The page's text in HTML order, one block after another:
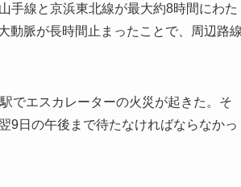
手線と京浜東北線が最大約8時間にわた
動脈が長時間止まったことで、周辺路
でエスカレーターの火災が起きた。そ
9日の午後まで待たなければならなかっ